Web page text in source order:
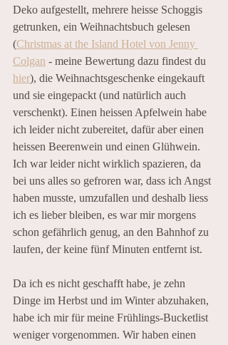
Deko aufgestellt, mehrere heisse Schoggis
getrunken, ein Weihnachtsbuch gelesen
(Christmas at the Island Hotel von Jenny
Colgan - meine Bewertung dazu findest du
hier), die Weihnachtsgeschenke eingekauft
und sie eingepackt (und natürlich auch
verschenkt). Einen heissen Apfelwein habe
ich leider nicht zubereitet, dafür aber einen
heissen Beerenwein und einen Glühwein.
Ich war leider nicht wirklich spazieren, da
bei uns alles so gefroren war, dass ich Angst
haben musste, umzufallen und deshalb liess
ich es lieber bleiben, es war mir morgens
schon gefährlich genug, an den Bahnhof zu
laufen, der keine fünf Minuten entfernt ist.
Da ich es nicht geschafft habe, je zehn
Dinge im Herbst und im Winter abzuhaken,
habe ich mir für meine Frühlings-Bucketlist
weniger vorgenommen. Wir haben einen